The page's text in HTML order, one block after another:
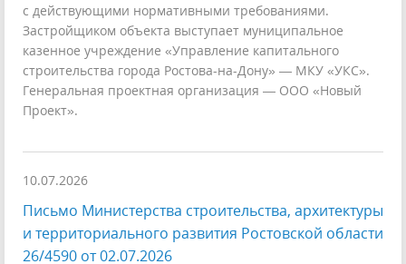
с действующими нормативными требованиями.
Застройщиком объекта выступает муниципальное
казенное учреждение «Управление капитального
строительства города Ростова-на-Дону» — МКУ «УКС».
Генеральная проектная организация — ООО «Новый
Проект».
10.07.2026
Письмо Министерства строительства, архитектуры
и территориального развития Ростовской области
26/4590 от 02.07.2026